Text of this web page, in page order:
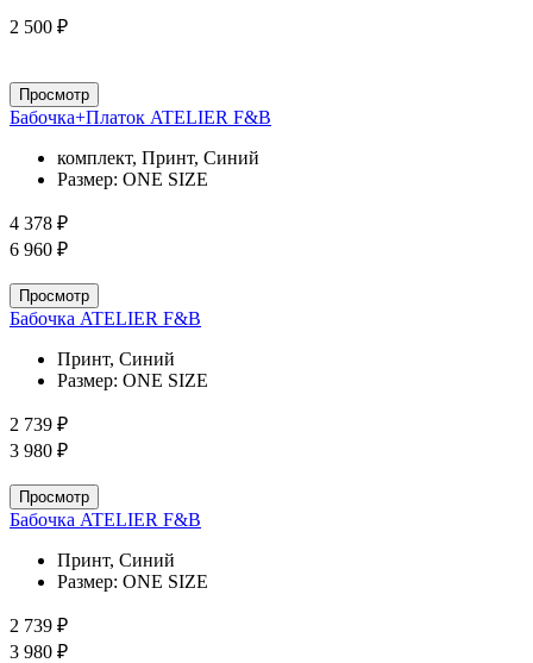
2 500 ₽
Просмотр
Бабочка+Платок ATELIER F&B
комплект, Принт, Синий
Размер: ONE SIZE
4 378 ₽
6 960 ₽
Просмотр
Бабочка ATELIER F&B
Принт, Синий
Размер: ONE SIZE
2 739 ₽
3 980 ₽
Просмотр
Бабочка ATELIER F&B
Принт, Синий
Размер: ONE SIZE
2 739 ₽
3 980 ₽